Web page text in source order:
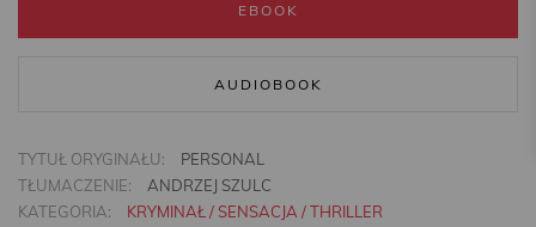
EBOOK
AUDIOBOOK
TYTUŁ ORYGINAŁU:
PERSONAL
TŁUMACZENIE:
ANDRZEJ SZULC
KATEGORIA:
KRYMINAŁ / SENSACJA / THRILLER